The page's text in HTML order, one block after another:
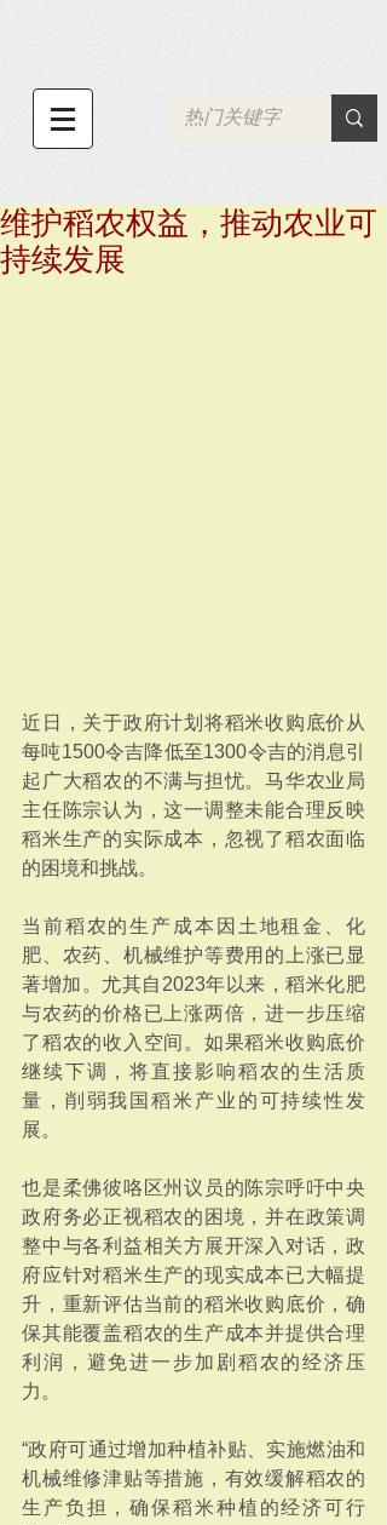
维护稻农权益，推动农业可
持续发展
近日，关于政府计划将稻米收购底价从
每吨1500令吉降低至1300令吉的消息引
起广大稻农的不满与担忧。马华农业局
主任陈宗认为，这一调整未能合理反映
稻米生产的实际成本，忽视了稻农面临
的困境和挑战。
当前稻农的生产成本因土地租金、化
肥、农药、机械维护等费用的上涨已显
著增加。尤其自2023年以来，稻米化肥
与农药的价格已上涨两倍，进一步压缩
了稻农的收入空间。如果稻米收购底价
继续下调，将直接影响稻农的生活质
量，削弱我国稻米产业的可持续性发
展。
也是柔佛彼咯区州议员的陈宗呼吁中央
政府务必正视稻农的困境，并在政策调
整中与各利益相关方展开深入对话，政
府应针对稻米生产的现实成本已大幅提
升，重新评估当前的稻米收购底价，确
保其能覆盖稻农的生产成本并提供合理
利润，避免进一步加剧稻农的经济压
力。
“政府可通过增加种植补贴、实施燃油和
机械维修津贴等措施，有效缓解稻农的
生产负担，确保稻米种植的经济可行